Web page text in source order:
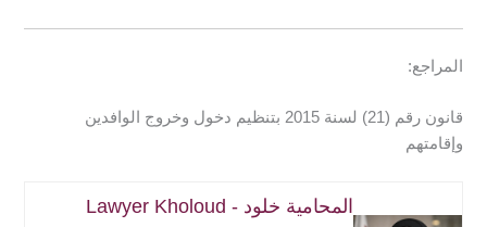
المراجع:
قانون رقم (21) لسنة 2015 بتنظيم دخول وخروج الوافدين
وإقامتهم
المحامية خلود - Lawyer Kholoud